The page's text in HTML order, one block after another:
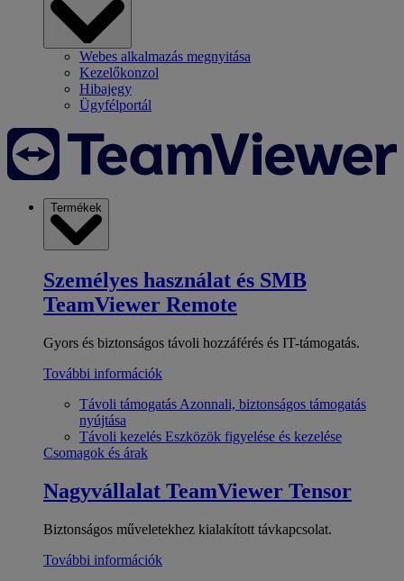
Webes alkalmazás megnyitása
Kezelőkonzol
Hibajegy
Ügyfélportál
Termékek
Személyes használat és SMB
TeamViewer Remote
Gyors és biztonságos távoli hozzáférés és IT-támogatás.
További információk
Távoli támogatás Azonnali, biztonságos támogatás
nyújtása
Távoli kezelés Eszközök figyelése és kezelése
Csomagok és árak
Nagyvállalat TeamViewer Tensor
Biztonságos műveletekhez kialakított távkapcsolat.
További információk